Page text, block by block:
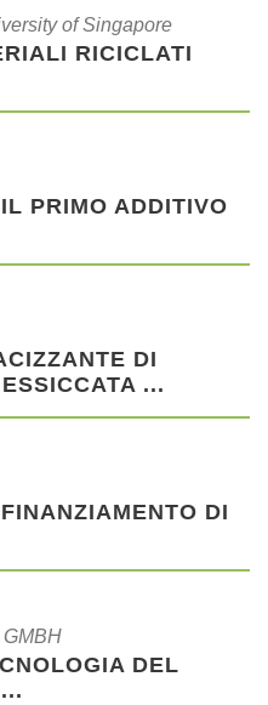
of Singapore
RICICLATI
PRIMO ADDITIVO
DI
...
DI
DEL